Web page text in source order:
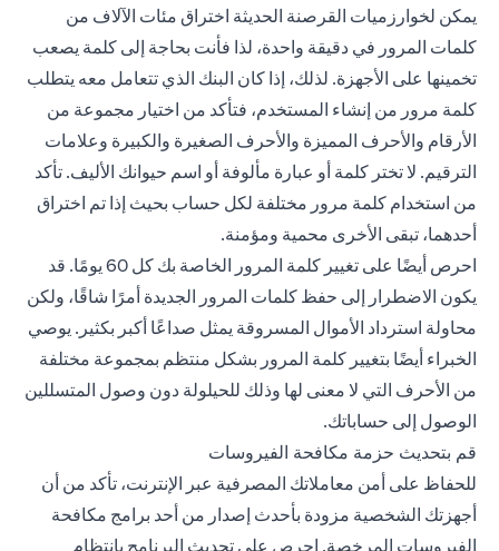
يمكن لخوارزميات القرصنة الحديثة اختراق مئات الآلاف من
كلمات المرور في دقيقة واحدة، لذا فأنت بحاجة إلى كلمة يصعب
تخمينها على الأجهزة. لذلك، إذا كان البنك الذي تتعامل معه يتطلب
كلمة مرور من إنشاء المستخدم، فتأكد من اختيار مجموعة من
الأرقام والأحرف المميزة والأحرف الصغيرة والكبيرة وعلامات
الترقيم. لا تختر كلمة أو عبارة مألوفة أو اسم حيوانك الأليف. تأكد
من استخدام كلمة مرور مختلفة لكل حساب بحيث إذا تم اختراق
أحدهما، تبقى الأخرى محمية ومؤمنة.
احرص أيضًا على تغيير كلمة المرور الخاصة بك كل 60 يومًا. قد
يكون الاضطرار إلى حفظ كلمات المرور الجديدة أمرًا شاقًا، ولكن
محاولة استرداد الأموال المسروقة يمثل صداعًا أكبر بكثير. يوصي
الخبراء أيضًا بتغيير كلمة المرور بشكل منتظم بمجموعة مختلفة
من الأحرف التي لا معنى لها وذلك للحيلولة دون وصول المتسللين
الوصول إلى حساباتك.
قم بتحديث حزمة مكافحة الفيروسات
للحفاظ على أمن معاملاتك المصرفية عبر الإنترنت، تأكد من أن
أجهزتك الشخصية مزودة بأحدث إصدار من أحد برامج مكافحة
الفيروسات المرخصة. احرص على تحديث البرنامج بانتظام